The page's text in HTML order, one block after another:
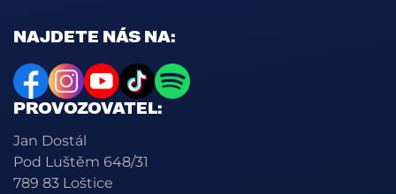
NAJDETE NÁS NA:
PROVOZOVATEL:
Jan Dostál
Pod Luštěm 648/31
789 83 Loštice